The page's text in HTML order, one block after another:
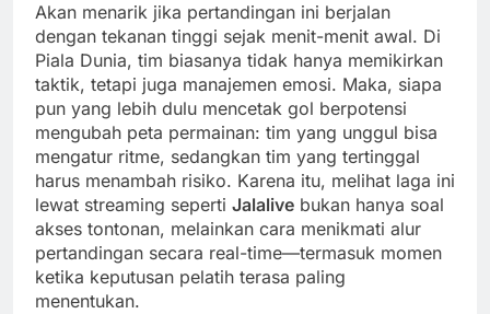
Akan menarik jika pertandingan ini berjalan
dengan tekanan tinggi sejak menit-menit awal. Di
Piala Dunia, tim biasanya tidak hanya memikirkan
taktik, tetapi juga manajemen emosi. Maka, siapa
pun yang lebih dulu mencetak gol berpotensi
mengubah peta permainan: tim yang unggul bisa
mengatur ritme, sedangkan tim yang tertinggal
harus menambah risiko. Karena itu, melihat laga ini
lewat streaming seperti Jalalive bukan hanya soal
akses tontonan, melainkan cara menikmati alur
pertandingan secara real-time—termasuk momen
ketika keputusan pelatih terasa paling
menentukan.